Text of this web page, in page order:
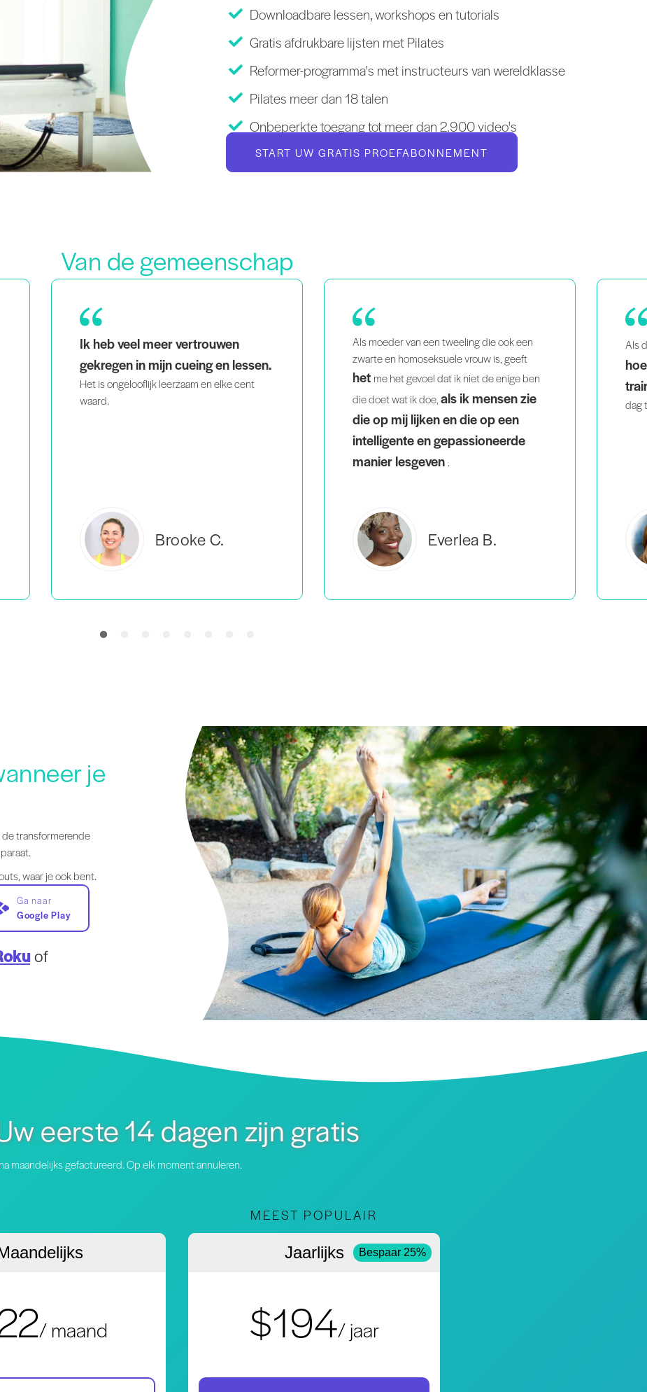
Downloadbare lessen, workshops en tutorials
Gratis afdrukbare lijsten met Pilates
Reformer-programma's met instructeurs van wereldklasse
Pilates meer dan 18 talen
Onbeperkte toegang tot meer dan 2.900 video's
START UW GRATIS PROEFABONNEMENT
Van de gemeenschap
Als moeder van een tweeling die ook een
zwarte en homoseksuele vrouw is, geeft
het me het gevoel dat ik niet de enige ben
die doet wat ik doe,
Everlea B.
Als drukke moeder vindik het geweldig
hoe makkelijk het is om thuis te
trainen. Door de progressies kom ik elke
dag terug!
Estelle S.
fris
je
transformerende
waar je ook bent.
Ga naar
Google Play
of
eerste 14 dagen zijn gratis
maandelijks gefactureerd. Op elk moment annuleren.
/ maand
MEEST POPULAIR
Jaarlijks Bespaar 25%
$194/ jaar